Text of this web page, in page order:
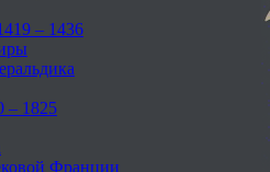
– 1436
– 1825
Франции